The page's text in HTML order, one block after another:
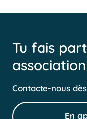
Tu fais
Contacte-nous
En